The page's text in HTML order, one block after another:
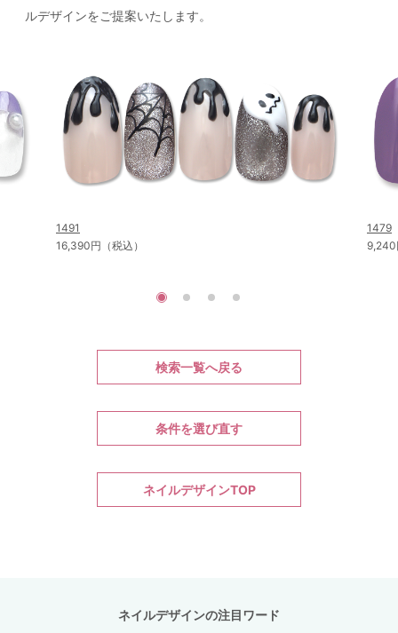
ルデザインをご提案いたします。
1491
16,390円（税込）
1479
9,240
検索一覧へ戻る
条件を選び直す
ネイルデザインTOP
ネイルデザインの注目ワード